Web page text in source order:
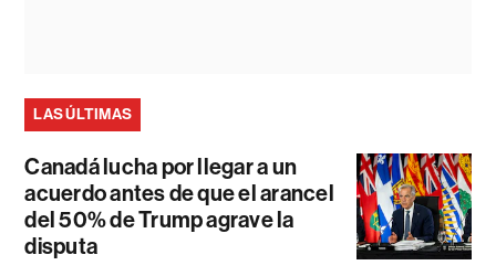
LAS ÚLTIMAS
Canadá lucha por llegar a un
acuerdo antes de que el arancel
del 50% de Trump agrave la
disputa